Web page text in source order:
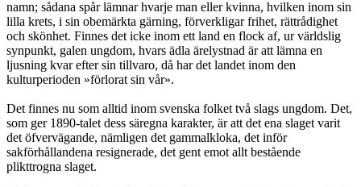
namn; sådana spår lämnar hvarje man eller kvinna, hvilken inom sin
lilla krets, i sin obemärkta gärning, förverkligar frihet, rättrådighet
och skönhet. Finnes det icke inom ett land en flock af, ur världslig
synpunkt, galen ungdom, hvars ädla ärelystnad är att lämna en
ljusning kvar efter sin tillvaro, då har det landet inom den
kulturperioden »förlorat sin vår».
Det finnes nu som alltid inom svenska folket två slags ungdom. Det,
som ger 1890-talet dess säregna karakter, är att det ena slaget varit
det öfvervägande, nämligen det gammalkloka, det inför
sakförhållandena resignerade, det gent emot allt bestående
plikttrogna slaget.